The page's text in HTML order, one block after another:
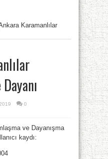
Karamanlılar
0
ve Dayanışma
kaydı: